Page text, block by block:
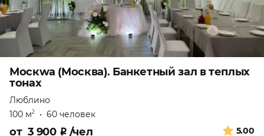
Москwa (Москва). Банкетный зал в теплых
тонах
Люблино
100 м2 • 60 человек
5.00
от 3 900 ₽ /чел